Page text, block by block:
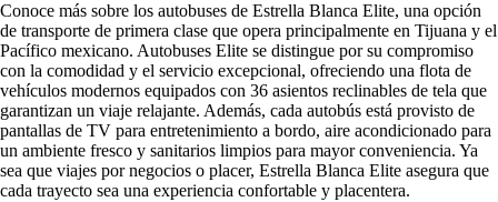
Conoce más sobre los autobuses de Estrella Blanca Elite, una opción
de transporte de primera clase que opera principalmente en Tijuana y el
Pacífico mexicano. Autobuses Elite se distingue por su compromiso
con la comodidad y el servicio excepcional, ofreciendo una flota de
vehículos modernos equipados con 36 asientos reclinables de tela que
garantizan un viaje relajante. Además, cada autobús está provisto de
pantallas de TV para entretenimiento a bordo, aire acondicionado para
un ambiente fresco y sanitarios limpios para mayor conveniencia. Ya
sea que viajes por negocios o placer, Estrella Blanca Elite asegura que
cada trayecto sea una experiencia confortable y placentera.